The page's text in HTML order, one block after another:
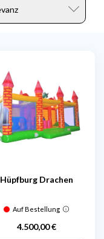
Hüpfburg Drachen
Auf Bestellung
Preis
4.500,00 €